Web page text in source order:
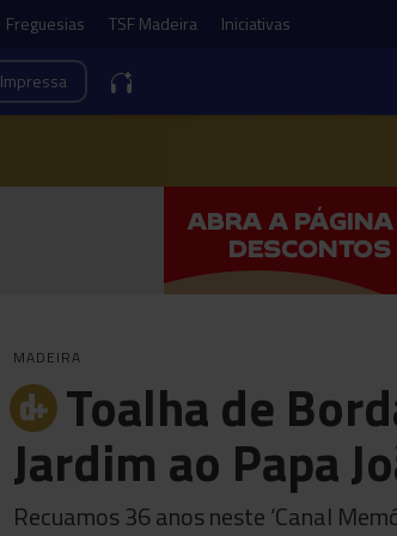
Freguesias TSF Madeira Iniciativas
Impressa
MADEIRA
Toalha de
Jardim ao Papa
Recuamos 36 anos neste ‘Canal